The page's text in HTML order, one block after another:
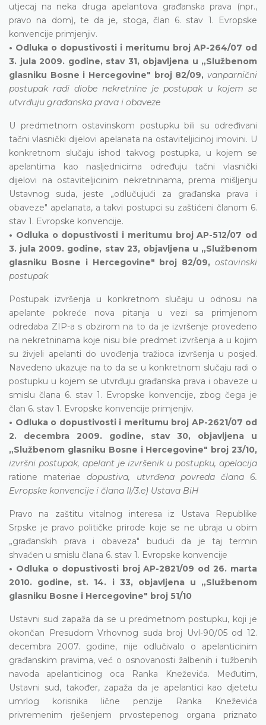
utjecaj na neka druga apelantova građanska prava (npr.,
pravo na dom), te da je, stoga, član 6. stav 1. Evropske
konvencije primjenjiv.
• Odluka o dopustivosti i meritumu broj AP-264/07 od
3. jula 2009. godine, stav 31, objavljena u „Službenom
glasniku Bosne i Hercegovine" broj 82/09, vanparnični
postupak radi diobe nekretnine je postupak u kojem se
utvrđuju građanska prava i obaveze
U predmetnom ostavinskom postupku bili su određivani
tačni vlasnički dijelovi apelanata na ostaviteljicinoj imovini. U
konkretnom slučaju ishod takvog postupka, u kojem se
apelantima kao nasljednicima određuju tačni vlasnički
dijelovi na ostaviteljicinim nekretninama, prema mišljenju
Ustavnog suda, jeste „odlučujući za građanska prava i
obaveze" apelanata, a takvi postupci su zaštićeni članom 6.
stav 1. Evropske konvencije.
• Odluka o dopustivosti i meritumu broj AP-512/07 od
3. jula 2009. godine, stav 23, objavljena u „Službenom
glasniku Bosne i Hercegovine" broj 82/09, ostavinski
postupak
Postupak izvršenja u konkretnom slučaju u odnosu na
apelante pokreće nova pitanja u vezi sa primjenom
odredaba ZIP-a s obzirom na to da je izvršenje provedeno
na nekretninama koje nisu bile predmet izvršenja a u kojim
su živjeli apelanti do uvođenja tražioca izvršenja u posjed.
Navedeno ukazuje na to da se u konkretnom slučaju radi o
postupku u kojem se utvrđuju građanska prava i obaveze u
smislu člana 6. stav 1. Evropske konvencije, zbog čega je
član 6. stav 1. Evropske konvencije primjenjiv.
• Odluka o dopustivosti i meritumu broj AP-2621/07 od
2. decembra 2009. godine, stav 30, objavljena u
„Službenom glasniku Bosne i Hercegovine" broj 23/10,
izvršni postupak, apelant je izvršenik u postupku, apelacija
ratione materiaedopustiva, utvrđena povreda člana 6.
Evropske konvencije i člana II/3.e) Ustava BiH
Pravo na zaštitu vitalnog interesa iz Ustava Republike
Srpske je pravo političke prirode koje se ne ubraja u obim
„građanskih prava i obaveza" budući da je taj termin
shvaćen u smislu člana 6. stav 1. Evropske konvencije
• Odluka o dopustivosti broj AP-2821/09 od 26. marta
2010. godine, st. 14. i 33, objavljena u „Službenom
glasniku Bosne i Hercegovine" broj 51/10
Ustavni sud zapaža da se u predmetnom postupku, koji je
okončan Presudom Vrhovnog suda broj Uvl-90/05 od 12.
decembra 2007. godine, nije odlučivalo o apelanticinim
građanskim pravima, već o osnovanosti žalbenih i tužbenih
navoda apelanticinog oca Ranka Kneževića. Međutim,
Ustavni sud, također, zapaža da je apelantici kao djetetu
umrlog korisnika lične penzije Ranka Kneževića
privremenim rješenjem prvostepenog organa priznato